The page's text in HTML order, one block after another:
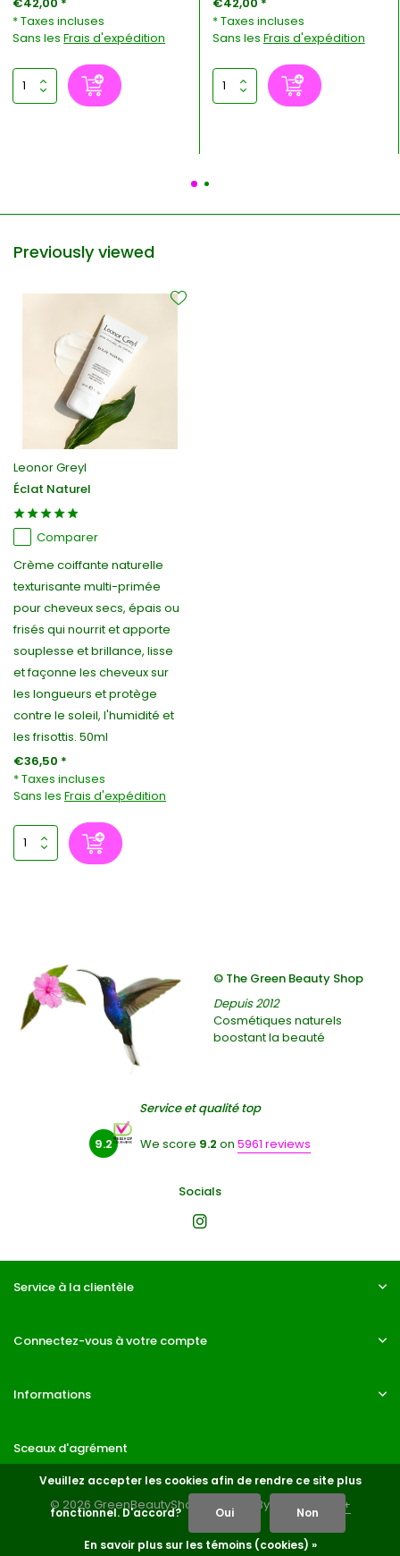
* Taxes incluses
Sans lesFrais d'expédition
* Taxes incluses
Sans les Frais d'expédition
Previously viewed
Leonor Greyl
Éclat Naturel
Comparer
Crème coiffante naturelle
texturisante multi-primée
pour cheveux secs, épais ou
frisés qui nourrit et apporte
souplesse et brillance, lisse
et façonne les cheveux sur
les longueurs et protège
contre le soleil, l'humidité et
les frisottis. 50ml
€36,50 *
* Taxes incluses
Sans les Frais d'expédition
© The Green Beauty Shop
Depuis 2012
Cosmétiques naturels
boostant la beauté
Service et qualité top
9.2 We score 9.2 on 5961 reviews
Socials
Service à la clientèle
Connectez-vous à votre compte
Informations
Sceaux d'agrément
© 2026 GreenBeautyShop - Theme By DMWS Plus+
Veuillez accepter les cookies afin de rendre ce site plus
fonctionnel. D'accord? Oui Non
En savoir plus sur les témoins (cookies) »